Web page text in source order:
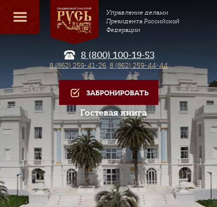
Управление делами
Президента Российской
Федерации
8 (800) 100-19-53
8 (862) 259-41-26, 8 (862) 259-44-44
ЗАБРОНИРОВАТЬ
Гостевая книга